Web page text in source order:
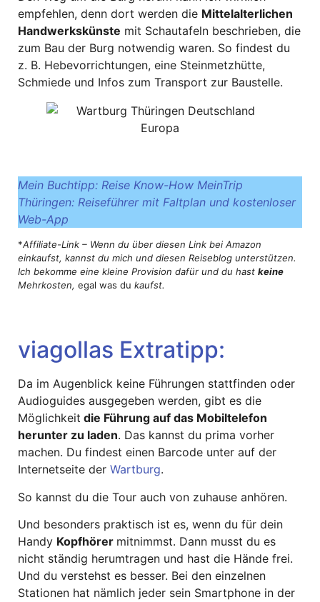
empfehlen, denn dort werden die Mittelalterlichen
Handwerkskünste mit Schautafeln beschrieben, die
zum Bau der Burg notwendig waren. So findest du
z. B. Hebevorrichtungen, eine Steinmetzhütte,
Schmiede und Infos zum Transport zur Baustelle.
Mein Buchtipp: Reise Know-How MeinTrip
Thüringen: Reiseführer mit Faltplan und kostenloser
Web-App
*Affiliate-Link – Wenn du über diesen Link bei Amazon
einkaufst, kannst du mich und diesen Reiseblog unterstützen.
Ich bekomme eine kleine Provision dafür und du hast keine
Mehrkosten, egal was du kaufst.
viagollas Extratipp:
Da im Augenblick keine Führungen stattfinden oder
Audioguides ausgegeben werden, gibt es die
Möglichkeit die Führung auf das Mobiltelefon
herunter zu laden. Das kannst du prima vorher
machen. Du findest einen Barcode unter auf der
Internetseite der Wartburg.
So kannst du die Tour auch von zuhause anhören.
Und besonders praktisch ist es, wenn du für dein
Handy Kopfhörer mitnimmst. Dann musst du es
nicht ständig herumtragen und hast die Hände frei.
Und du verstehst es besser. Bei den einzelnen
Stationen hat nämlich jeder sein Smartphone in der